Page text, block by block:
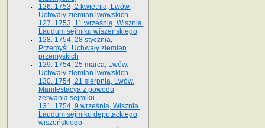
126. 1753, 2 kwietnia, Lwów.
Uchwały ziemian lwowskich
127. 1753, 11 września, Wisznia.
Laudum sejmiku wiszeńskiego
128. 1754, 28 stycznia,
Przemyśl. Uchwały ziemian
przemyskich
129. 1754, 25 marca, Lwów.
Uchwały ziemian lwowskich
130. 1754, 21 sierpnia, Lwów.
Manifestacya z powodu
zerwania sejmiku
131. 1754, 9 września, Wisznia.
Laudum sejmiku deputackiego
wiszeńskiego